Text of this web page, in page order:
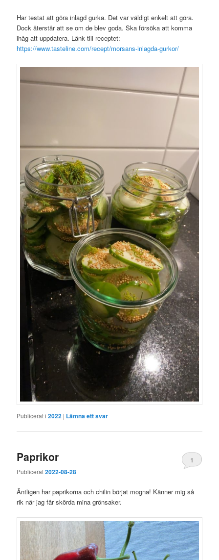
Har testat att göra inlagd gurka. Det var väldigt enkelt att göra.
Dock återstår att se om de blev goda. Ska försöka att komma
ihåg att uppdatera. Länk till receptet:
https://www.tasteline.com/recept/morsans-inlagda-gurkor/
Publicerat i 2022 | Lämna ett svar
Paprikor
Publicerat2022-08-28
1
Äntligen har paprikorna och chilin börjat mogna! Känner mig så
rik när jag får skörda mina grönsaker.